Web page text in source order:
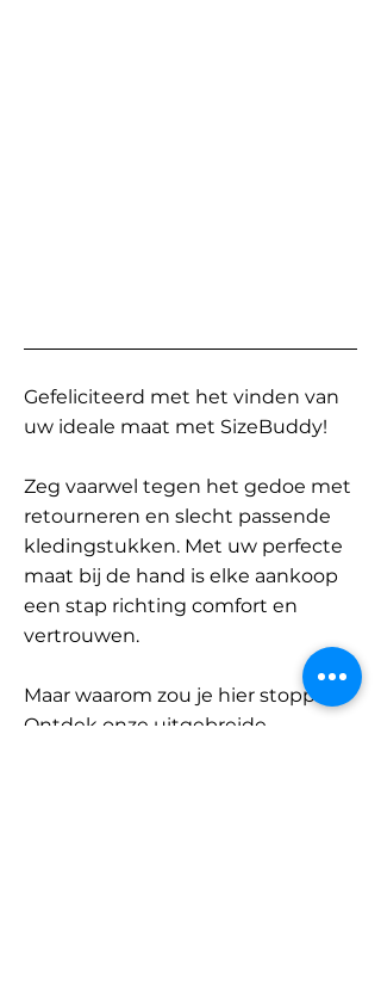
Gefeliciteerd met het vinden van
uw ideale maat met SizeBuddy!
Zeg vaarwel tegen het gedoe met
retourneren en slecht passende
kledingstukken. Met uw perfecte
maat bij de hand is elke aankoop
een stap richting comfort en
vertrouwen.
Maar waarom zou je hier stoppen?
Ontdek onze uitgebreide